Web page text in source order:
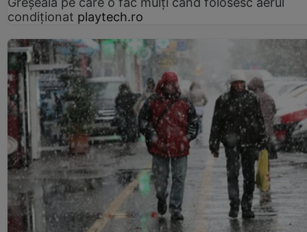
condiționat playtech.ro